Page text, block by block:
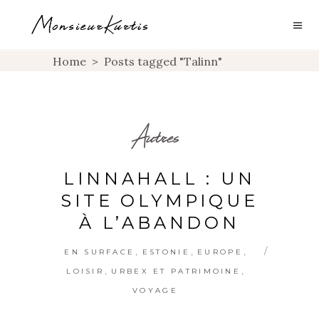
Home > Posts tagged "Talinn"
Autres
LINNAHALL : UN
SITE OLYMPIQUE
À L’ABANDON
EN SURFACE ESTONIE EUROPE
LOISIR URBEX ET PATRIMOINE
VOYAGE